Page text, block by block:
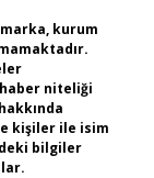
kurum
niteliği
kişiler ile isim
bilgiler